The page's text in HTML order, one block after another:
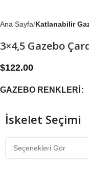
Ana Sayfa Katlanabilir
3×4,5 Gazebo
$122.00
GAZEBO RENKLERI
İskelet Seçimi